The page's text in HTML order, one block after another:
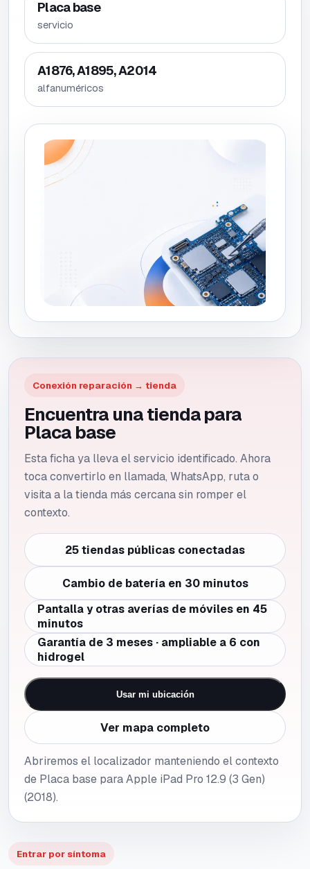
Placa base
servicio
A1876, A1895, A2014
alfanuméricos
Conexión reparación → tienda
Encuentra una tienda para
Placa base
Esta ficha ya lleva el servicio identificado. Ahora
toca convertirlo en llamada, WhatsApp, ruta o
visita a la tienda más cercana sin romper el
contexto.
25 tiendas públicas conectadas
Cambio de batería en 30 minutos
Pantalla y otras averías de móviles en 45
minutos
Garantía de 3 meses · ampliable a 6 con
hidrogel
Usar mi ubicación
Ver mapa completo
Abriremos el localizador manteniendo el contexto
de Placa base para Apple iPad Pro 12.9 (3 Gen)
(2018).
Entrar por síntoma